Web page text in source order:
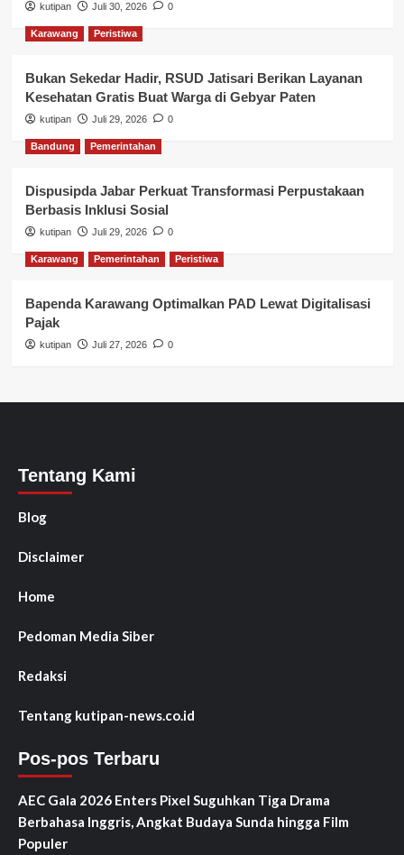
kutipan Juli 30, 2026 0
Karawang Peristiwa
Bukan Sekedar Hadir, RSUD Jatisari Berikan Layanan
Kesehatan Gratis Buat Warga di Gebyar Paten
kutipan Juli 29, 2026 0
Bandung Pemerintahan
Dispusipda Jabar Perkuat Transformasi Perpustakaan
Berbasis Inklusi Sosial
kutipan Juli 29, 2026 0
Karawang Pemerintahan Peristiwa
Bapenda Karawang Optimalkan PAD Lewat Digitalisasi
Pajak
kutipan Juli 27, 2026 0
Tentang Kami
Blog
Disclaimer
Home
Pedoman Media Siber
Redaksi
Tentang kutipan-news.co.id
Pos-pos Terbaru
AEC Gala 2026 Enters Pixel Suguhkan Tiga Drama
Berbahasa Inggris, Angkat Budaya Sunda hingga Film
Populer